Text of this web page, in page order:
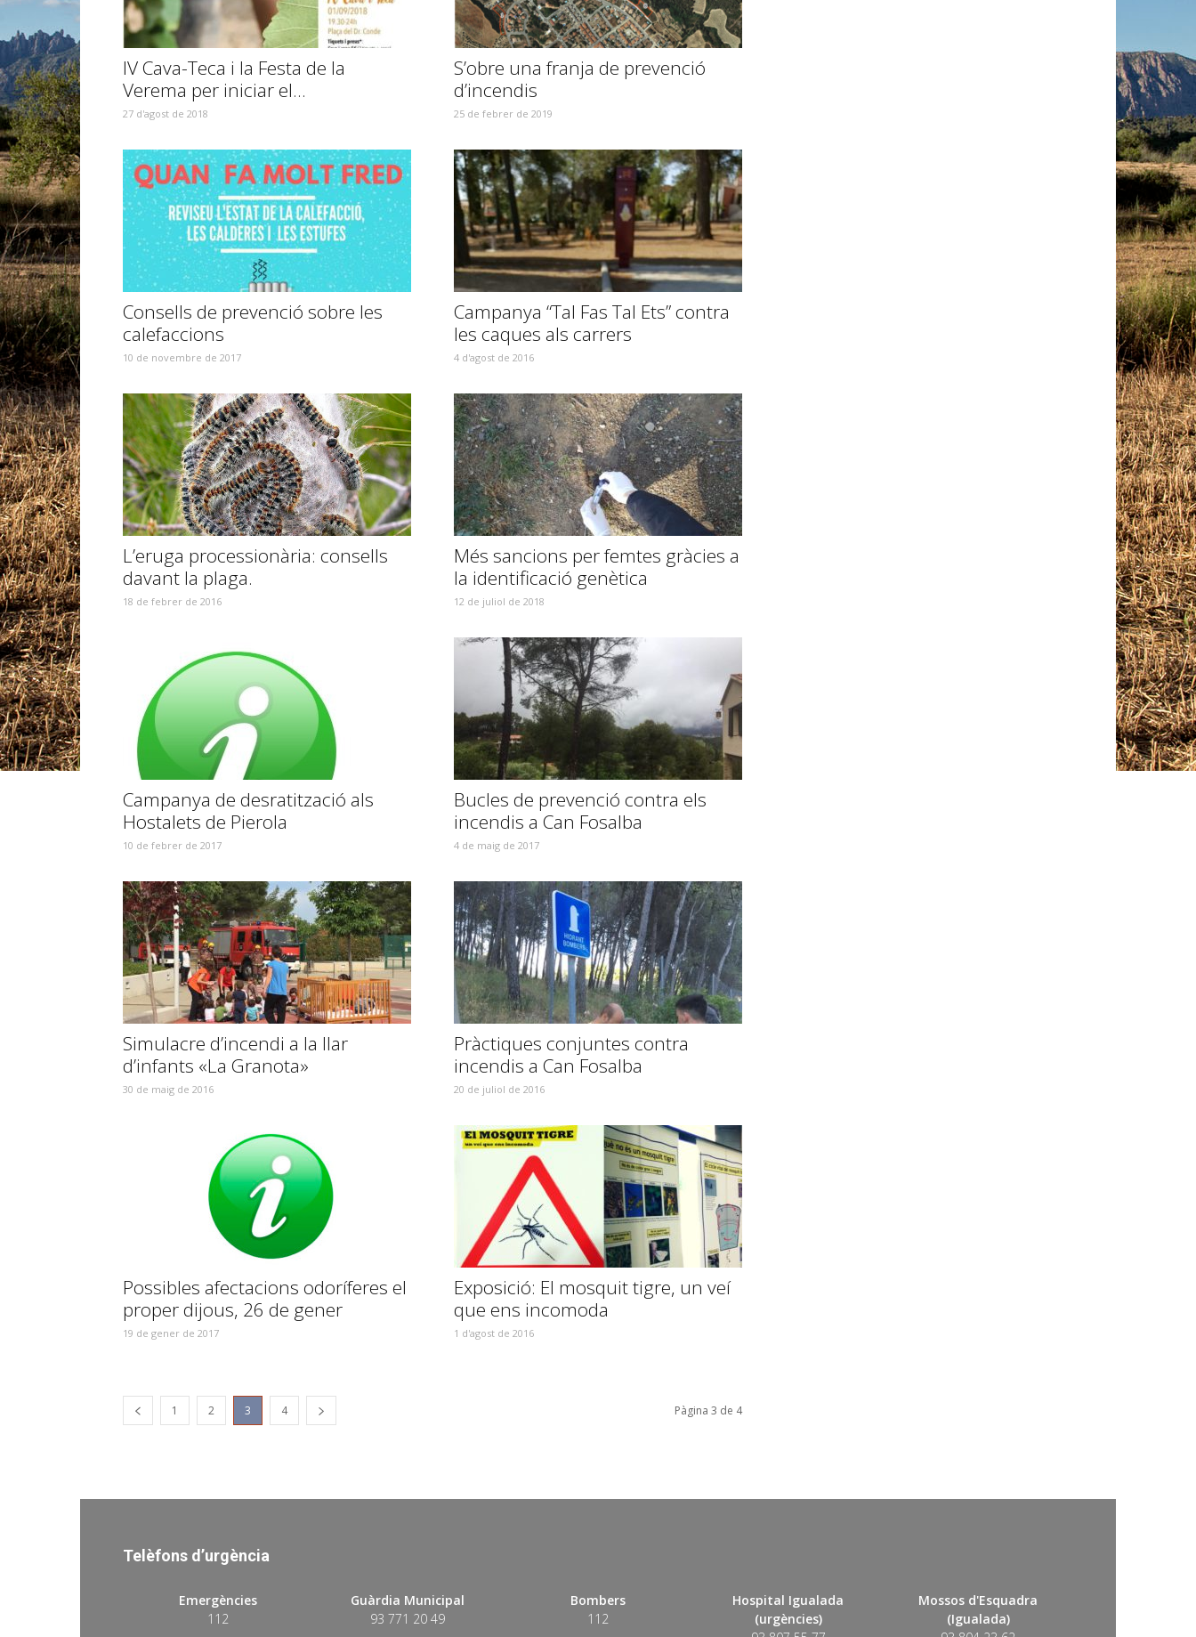
IV Cava-Teca i la Festa de la
Verema per iniciar el...
27 d'agost de 2018
S’obre una franja de prevenció
d’incendis
25 de febrer de 2019
Consells de prevenció sobre les
calefaccions
10 de novembre de 2017
Campanya “Tal Fas Tal Ets” contra
les caques als carrers
4 d'agost de 2016
L’eruga processionària: consells
davant la plaga.
18 de febrer de 2016
Més sancions per femtes gràcies a
la identificació genètica
12 de juliol de 2018
Campanya de desratització als
Hostalets de Pierola
10 de febrer de 2017
Bucles de prevenció contra els
incendis a Can Fosalba
4 de maig de 2017
Simulacre d’incendi a la llar
d’infants «La Granota»
30 de maig de 2016
Pràctiques conjuntes contra
incendis a Can Fosalba
20 de juliol de 2016
Possibles afectacions odoríferes el
proper dijous, 26 de gener
19 de gener de 2017
Exposició: El mosquit tigre, un veí
que ens incomoda
1 d'agost de 2016
1 2 3 4 Pàgina 3 de 4
Telèfons d’urgència
Emergències
112
Guàrdia Municipal
93 771 20 49
Bombers
112
Hospital Igualada
(urgències)
Mossos d'Esquadra
(Igualada)